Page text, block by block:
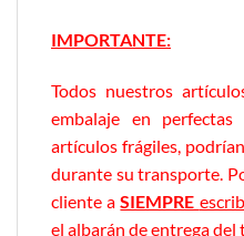
IMPORTANTE:
Todos nuestros
embalaje en
artículos frágiles,
durante su transporte.
cliente aSIEMPRE
el albarán de entrega